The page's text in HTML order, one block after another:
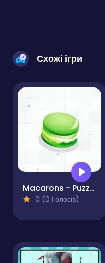
Схожі ігри
Macarons - Puzzle
0 (0 Голосів)